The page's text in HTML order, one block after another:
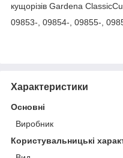
кущорізів Gardena
09853-, 09854-, 09855-,
Характеристики
Основні
Виробник
Користувальницькі